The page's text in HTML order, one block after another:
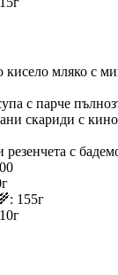
кисело мляко с
с парче
скариди с
резенчета с
155г